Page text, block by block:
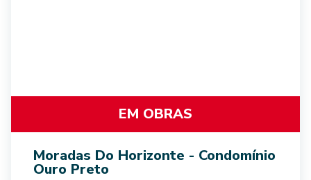
EM OBRAS
Moradas Do Horizonte - Condomínio
Ouro Preto